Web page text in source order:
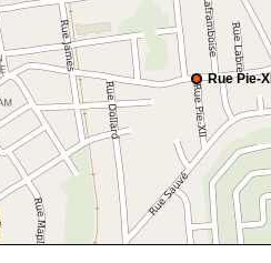
Rue Pie-XII